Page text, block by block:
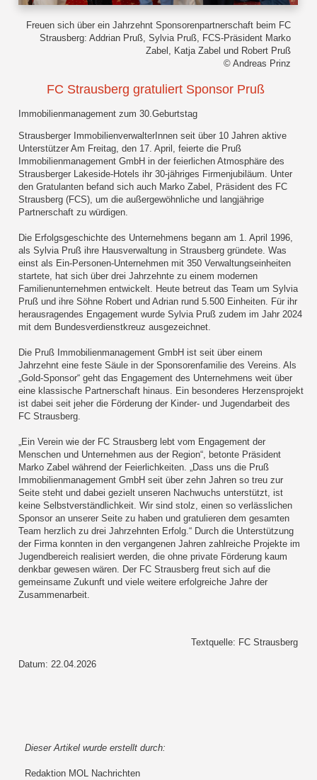
Freuen sich über ein Jahrzehnt Sponsorenpartnerschaft beim FC
Strausberg: Addrian Pruß, Sylvia Pruß, FCS-Präsident Marko
Zabel, Katja Zabel und Robert Pruß
© Andreas Prinz
FC Strausberg gratuliert Sponsor Pruß
Immobilienmanagement zum 30.Geburtstag
Strausberger ImmobilienverwalterInnen seit über 10 Jahren aktive
Unterstützer Am Freitag, den 17. April, feierte die Pruß
Immobilienmanagement GmbH in der feierlichen Atmosphäre des
Strausberger Lakeside-Hotels ihr 30-jähriges Firmenjubiläum. Unter
den Gratulanten befand sich auch Marko Zabel, Präsident des FC
Strausberg (FCS), um die außergewöhnliche und langjährige
Partnerschaft zu würdigen.
Die Erfolgsgeschichte des Unternehmens begann am 1. April 1996,
als Sylvia Pruß ihre Hausverwaltung in Strausberg gründete. Was
einst als Ein-Personen-Unternehmen mit 350 Verwaltungseinheiten
startete, hat sich über drei Jahrzehnte zu einem modernen
Familienunternehmen entwickelt. Heute betreut das Team um Sylvia
Pruß und ihre Söhne Robert und Adrian rund 5.500 Einheiten. Für ihr
herausragendes Engagement wurde Sylvia Pruß zudem im Jahr 2024
mit dem Bundesverdienstkreuz ausgezeichnet.
Die Pruß Immobilienmanagement GmbH ist seit über einem
Jahrzehnt eine feste Säule in der Sponsorenfamilie des Vereins. Als
„Gold-Sponsor“ geht das Engagement des Unternehmens weit über
eine klassische Partnerschaft hinaus. Ein besonderes Herzensprojekt
ist dabei seit jeher die Förderung der Kinder- und Jugendarbeit des
FC Strausberg.
„Ein Verein wie der FC Strausberg lebt vom Engagement der
Menschen und Unternehmen aus der Region“, betonte Präsident
Marko Zabel während der Feierlichkeiten. „Dass uns die Pruß
Immobilienmanagement GmbH seit über zehn Jahren so treu zur
Seite steht und dabei gezielt unseren Nachwuchs unterstützt, ist
keine Selbstverständlichkeit. Wir sind stolz, einen so verlässlichen
Sponsor an unserer Seite zu haben und gratulieren dem gesamten
Team herzlich zu drei Jahrzehnten Erfolg.“ Durch die Unterstützung
der Firma konnten in den vergangenen Jahren zahlreiche Projekte im
Jugendbereich realisiert werden, die ohne private Förderung kaum
denkbar gewesen wären. Der FC Strausberg freut sich auf die
gemeinsame Zukunft und viele weitere erfolgreiche Jahre der
Zusammenarbeit.
Textquelle: FC Strausberg
Datum: 22.04.2026
Dieser Artikel wurde erstellt durch:
Redaktion MOL Nachrichten